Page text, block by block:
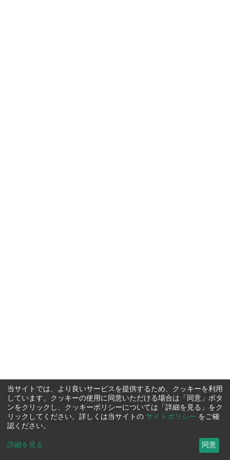
当サイトでは、より良いサービスを提供するため、クッキーを利用
しています。クッキーの使用に同意いただける場合は「同意」ボタ
ンをクリックし、クッキーポリシーについては「詳細を見る」をク
リックしてください。詳しくは当サイトの サイトポリシー をご確
認ください。
詳細を見る ... 同意